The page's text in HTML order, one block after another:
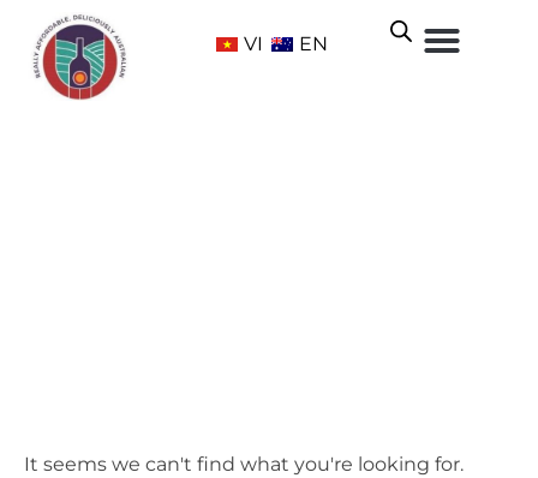
VI EN
It seems we can't find what you're looking for.